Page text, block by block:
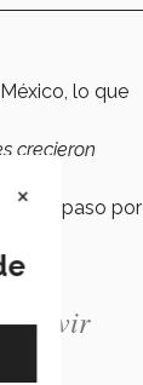
lo que
crecieron
su paso por
vivir
×